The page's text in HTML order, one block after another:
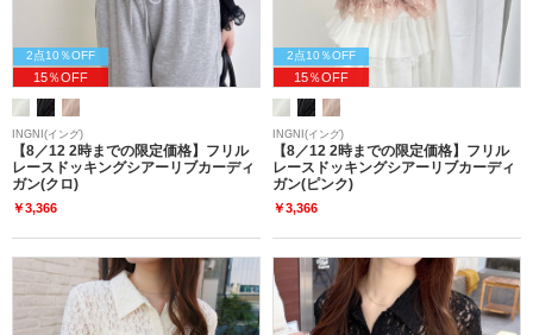
2点10％OFF
15％OFF
INGNI(イング)
【8／12 2時までの限定価格】フリル
レースドッキングシアーリブカーディ
ガン(クロ)
￥3,366
2点10％OFF
15％OFF
INGNI(イング)
【8／12 2時までの限定価格】フリル
レースドッキングシアーリブカーディ
ガン(ピンク)
￥3,366